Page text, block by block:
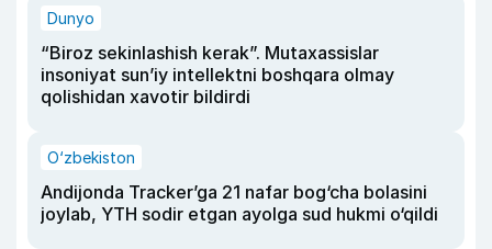
Dunyo
“Biroz sekinlashish kerak”. Mutaxassislar
insoniyat sun’iy intellektni boshqara olmay
qolishidan xavotir bildirdi
O‘zbekiston
Andijonda Tracker’ga 21 nafar bog‘cha bolasini
joylab, YTH sodir etgan ayolga sud hukmi o‘qildi